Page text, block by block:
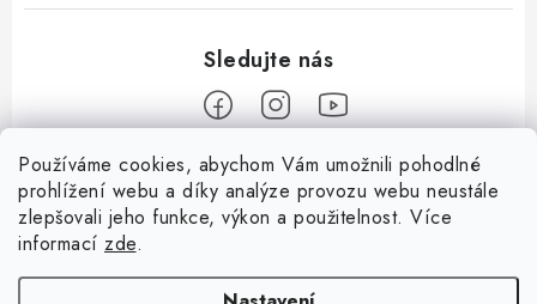
Používáme cookies, abychom Vám umožnili pohodlné
prohlížení webu a díky analýze provozu webu neustále
zlepšovali jeho funkce, výkon a použitelnost. Více
informací zde.
Informace pro vás
Dopravné
Tipy na tvoření